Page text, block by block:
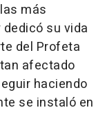
más
su vida
del Profeta
afectado
haciendo
se instaló en